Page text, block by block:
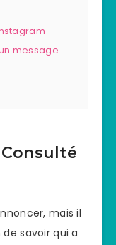
message
mais il
savoir qui a